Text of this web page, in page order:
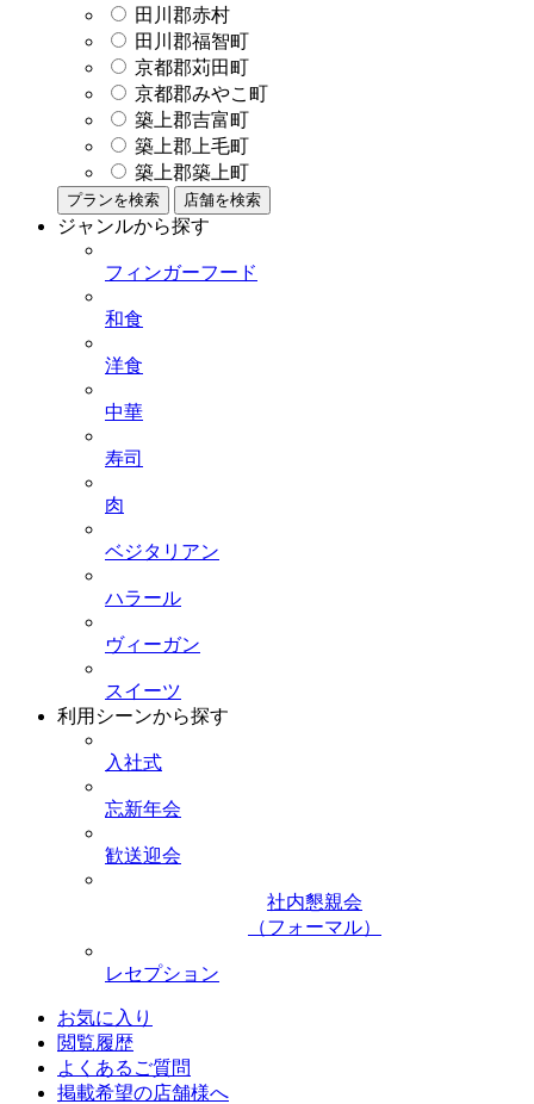
田川郡赤村
田川郡福智町
京都郡苅田町
京都郡みやこ町
築上郡吉富町
築上郡上毛町
築上郡築上町
プランを検索 店舗を検索
ジャンルから探す
フィンガーフード
和食
洋食
中華
寿司
肉
ベジタリアン
ハラール
ヴィーガン
スイーツ
利用シーンから探す
入社式
忘新年会
歓送迎会
社内懇親会
（フォーマル）
レセプション
お気に入り
閲覧履歴
よくあるご質問
掲載希望の店舗様へ